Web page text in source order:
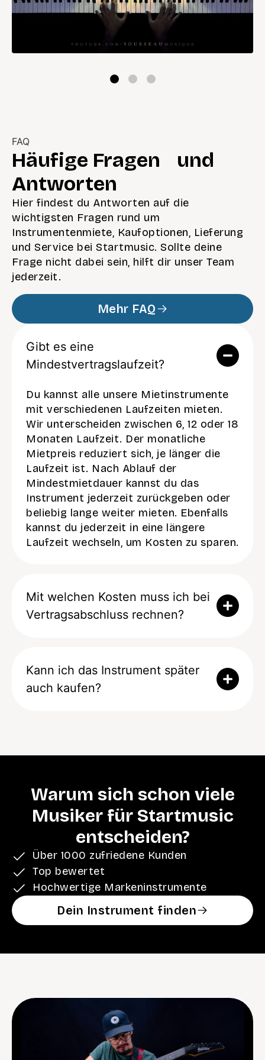
FAQ
Häufige Fragen und
Antworten
Hier findest du Antworten auf die
wichtigsten Fragen rund um
Instrumentenmiete, Kaufoptionen, Lieferung
und Service bei Startmusic. Sollte deine
Frage nicht dabei sein, hilft dir unser Team
jederzeit.
Mehr FAQ
Gibt es eine
Mindestvertragslaufzeit?
Du kannst alle unsere Mietinstrumente
mit verschiedenen Laufzeiten mieten.
Wir unterscheiden zwischen 6, 12 oder 18
Monaten Laufzeit. Der monatliche
Mietpreis reduziert sich, je länger die
Laufzeit ist. Nach Ablauf der
Mindestmietdauer kannst du das
Instrument jederzeit zurückgeben oder
beliebig lange weiter mieten. Ebenfalls
kannst du jederzeit in eine längere
Laufzeit wechseln, um Kosten zu sparen.
Mit welchen Kosten muss ich bei
Vertragsabschluss rechnen?
Kann ich das Instrument später
auch kaufen?
Warum sich schon viele
Musiker für Startmusic
entscheiden?
Über 1000 zufriedene Kunden
Top bewertet
Hochwertige Markeninstrumente
Dein Instrument finden